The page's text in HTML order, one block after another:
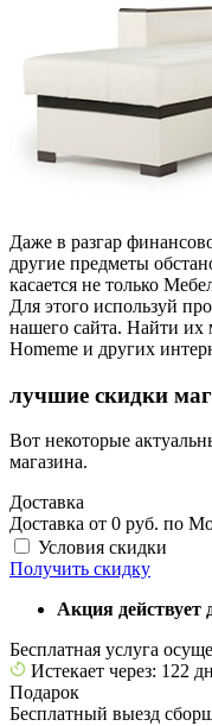
Даже в разгар
другие предметы
касается не только
Для этого используй
нашего сайта. Найти их
Homeme и других
лучшие скидки
Вот некоторые
магазина.
Доставка
Доставка от 0 руб. по
Условия скидки
Получить скидку
Акция действует
Бесплатная услуга
Истекает через: 122
Подарок
Бесплатный выезд